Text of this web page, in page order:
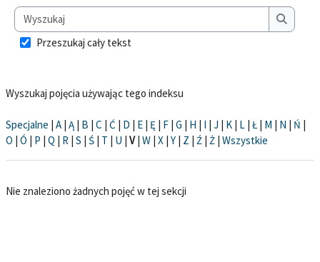
Wyszukaj
Przeszukaj cały tekst
Wyszukaj pojęcia używając tego indeksu
Specjalne A Ą B C Ć D E Ę F G H I J K L Ł M N Ń
O Ó P Q R S Ś T U V| W X Y Z Ź Ż Wszystkie
Nie znaleziono żadnych pojęć w tej sekcji